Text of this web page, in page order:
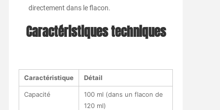
directement dans le flacon.
Caractéristiques techniques
Caractéristique Détail
Capacité
100 ml (dans un flacon de
120 ml)